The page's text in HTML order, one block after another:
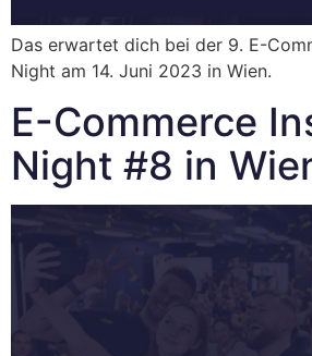
Das erwartet dich bei der 9. E-
Night am 14. Juni 2023 in Wien.
E-Commerce
Night #8 in